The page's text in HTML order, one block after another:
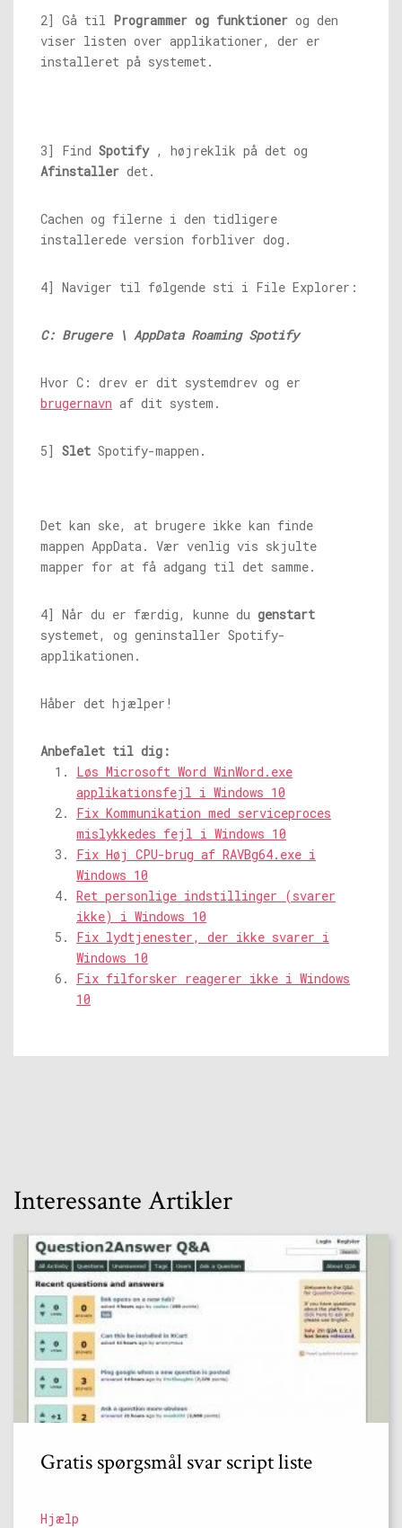
2] Gå til Programmer og funktioner og den
viser listen over applikationer, der er
installeret på systemet.
3] Find Spotify, højreklik på det og
Afinstaller det.
Cachen og filerne i den tidligere
installerede version forbliver dog.
4] Naviger til følgende sti i File Explorer:
C: Brugere \ AppData Roaming Spotify
Hvor C: drev er dit systemdrev og er
brugernavn af dit system.
5] Slet Spotify-mappen.
Det kan ske, at brugere ikke kan finde
mappen AppData. Vær venlig vis skjulte
mapper for at få adgang til det samme.
4] Når du er færdig, kunne du genstart
systemet, og geninstaller Spotify-
applikationen.
Håber det hjælper!
Anbefalet til dig:
Løs Microsoft Word WinWord.exe
applikationsfejl i Windows 10
Fix Kommunikation med serviceproces
mislykkedes fejl i Windows 10
Fix Høj CPU-brug af RAVBg64.exe i
Windows 10
Ret personlige indstillinger (svarer
ikke) i Windows 10
Fix lydtjenester, der ikke svarer i
Windows 10
Fix filforsker reagerer ikke i Windows
10
Interessante Artikler
Gratis spørgsmål svar script liste
Hjælp